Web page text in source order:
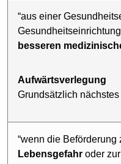
“aus einer
besseren
Aufwärtsverlegung
Grundsätzlich
“wenn die Beförderung
Lebensgefahr oder zur